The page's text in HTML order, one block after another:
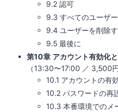
9.2 認可
9.3 すべてのユーザ
9.4 ユーザーを削除
9.5 最後に
第10章 アカウント有効化
（13:30〜17:00 ／ 3,500円
10.1 アカウントの有
10.2 パスワードの再
10.3 本番環境でのメ